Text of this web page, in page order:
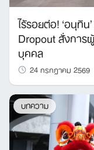
ไร้รอยต่อ! ‘อนุทิ
Dropout สั่งการ
บุคคล
24 กรกฎาคม 2569
บทความ